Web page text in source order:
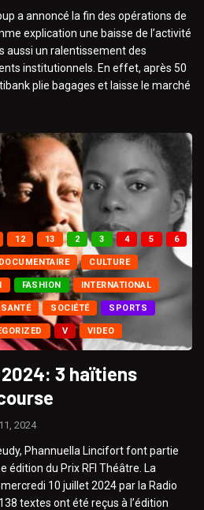
a annoncé la fin des opérations de
explication une baisse de l’activité
aussi un ralentissement des
institutionnels. En effet, après 50
plie bagages et laisse le marché
12 13 2 3 4 5 6
CULTURE
FASHION INTERNATIONAL
SANTÉ SOCIÉTÉ SPORTS
V VIDEO
3 haïtiens
2024
Phannuella Lincifort font partie
édition du Prix RFI Théâtre. La
10 juillet 2024 par la Radio
textes ont été reçus à l’édition